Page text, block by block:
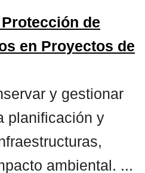
de
en Proyectos de
y gestionar
planificación y
ambiental. ...